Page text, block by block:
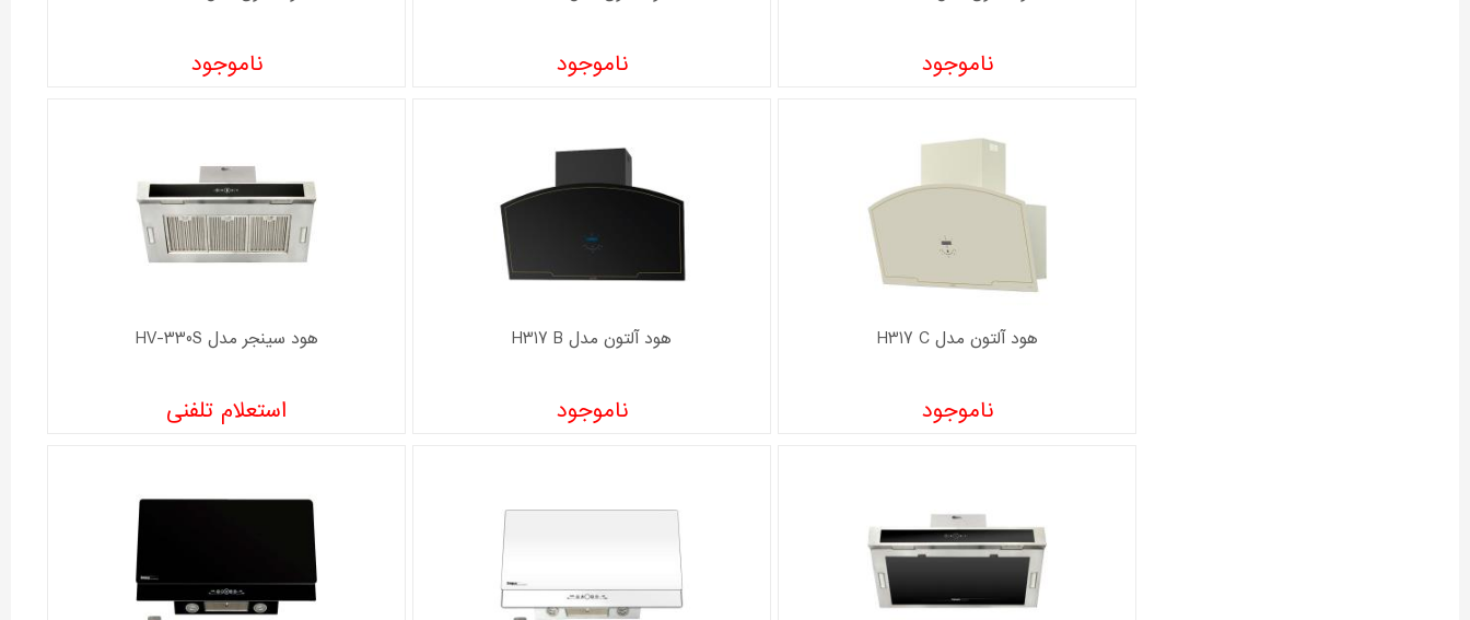
ناموجود ناموجود ناموجود
هود آلتون مدل H317 C
ناموجود
هود آلتون مدل H317 B
ناموجود
هود سینجر مدل HV-330S
استعلام تلفنی